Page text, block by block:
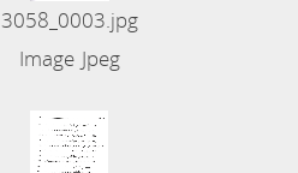
3058_0003.jpg
Image Jpeg